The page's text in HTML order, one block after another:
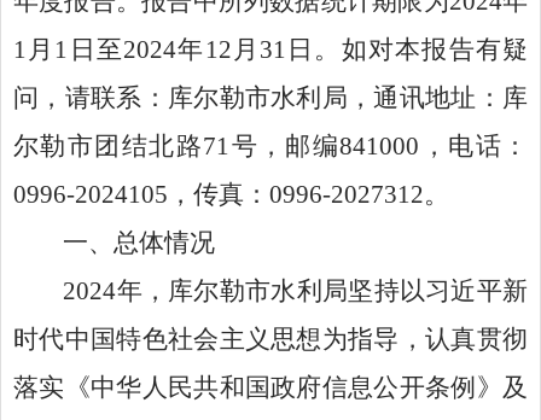
1 月 1 日至2024年 12 月 31 日。 如对本报告有疑
问，请联系：库尔勒市水利局，通讯地址：库
尔勒市团结北路71 号，邮编841000 ，电话：
0996-2024105 ，传真： 0996-2027312。
一、总体情况
2024年，库尔勒市水利局坚持以习近平新
时代中国特色社会主义思想为指导，认真贯彻
落实《中华人民共和国政府信息公开条例》及